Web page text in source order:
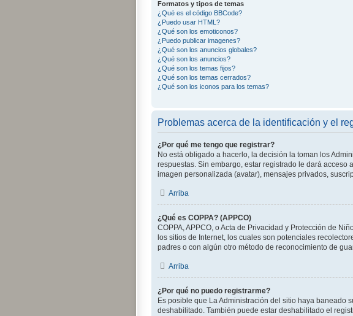
Formatos y tipos de temas
¿Qué es el código BBCode?
¿Puedo usar HTML?
¿Qué son los emoticonos?
¿Puedo publicar imagenes?
¿Qué son los anuncios globales?
¿Qué son los anuncios?
¿Qué son los temas fijos?
¿Qué son los temas cerrados?
¿Qué son los iconos para los temas?
Problemas acerca de la identificación y el
¿Por qué me tengo que registrar?
No está obligado a hacerlo, la decisión la toman los
respuestas. Sin embargo, estar registrado le dará
imagen personalizada (avatar), mensajes privados,
Arriba
¿Qué es COPPA? (APPCO)
COPPA, APPCO, o Acta de Privacidad y Protección de
los sitios de Internet, los cuales son potenciales
padres o con algún otro método de reconocimiento de
Arriba
¿Por qué no puedo registrarme?
Es posible que La Administración del sitio haya baneado
deshabilitado. También puede estar deshabilitado el